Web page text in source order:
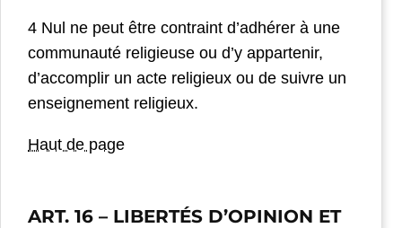
4 Nul ne peut être contraint d’adhérer à une
communauté religieuse ou d’y appartenir,
d’accomplir un acte religieux ou de suivre un
enseignement religieux.
Haut de page
ART. 16 – LIBERTÉS D’OPINION ET